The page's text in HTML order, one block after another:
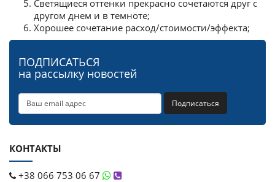
Светящиеся оттенки прекрасно сочетаются друг с
другом днем и в темноте;
Хорошее сочетание расход/стоимости/эффекта;
ПОДПИСАТЬСЯ
на рассылку новостей
Подписаться
КОНТАКТЫ
+38 066 753 06 67